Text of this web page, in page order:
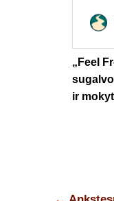
„Feel
ir